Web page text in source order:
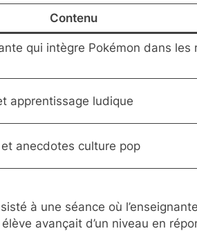
Contenu
qui intègre Pokémon dans les
apprentissage ludique
anecdotes culture pop
à une séance où
avançait d’un niveau en